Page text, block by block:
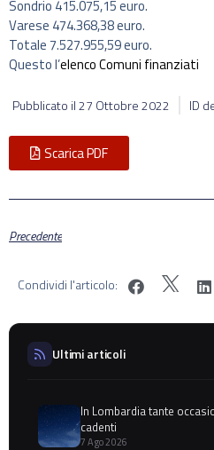
Sondrio 415.075,15 euro.
Varese 474.368,38 euro.
Totale 7.527.955,59 euro.
Questo l’elenco Comuni finanziati
Pubblicato il27 Ottobre 2022 ID
Scarica PDF
Precedente
Condividi l'articolo:
Ultimi articoli
In Lombardia tante
cadenti
7 Ago 2026